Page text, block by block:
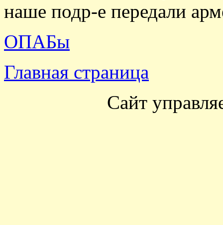
наше подр-е передали
ОПАБы
Главная страница
Сайт